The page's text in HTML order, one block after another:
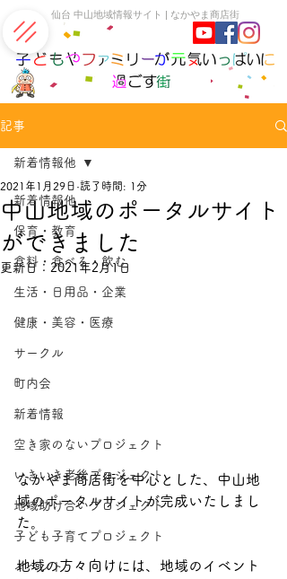
​仙台 中山地域情報サイト | なかやま商店街
記事
新着情報他
保育・教育
食料・食べる・飲む
生活・日用品・企業
健康・美容・医療
サークル
町内会
新着情報
空き家のないプロジェクト
いきいき老後プロジェクト
地域助け合いプロジェクト
子ども子育てプロジェクト
イベント
新着情報他
中山地域のポータルサイト
ができました
2021年1月29日 読了時間: 1分
更新日： 2021年2月1日
なかやま商店街を中心とした、中山地
域のポータルサイトが完成いたしまし
た。
地域の方々向けには、地域のイベント